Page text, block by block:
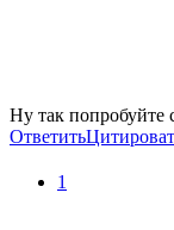
Ну так попробуйте
Ответить
1